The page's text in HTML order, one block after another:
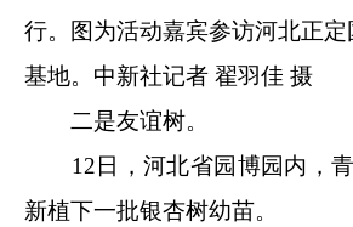
行。图为活动嘉宾参访河北正
基地。 中新社记者 翟羽佳 摄
二是友谊树。
12日，河北省园博园内，青
新植下一批银杏树幼苗。